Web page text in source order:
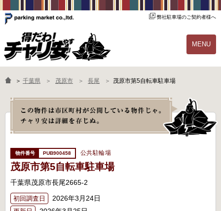
弊社駐車場のご契約者様へ
MENU
物件一覧 ご契約の流れ
よくあるご質問 駐輪場オーナー様へ
＞ 千葉県 茂原市 長尾 茂原市第5自転車駐車場
PUB900458 公共駐輪場
茂原市第5自転車駐車場
千葉県茂原市長尾2665-2
初回調査日 2026年3月24日